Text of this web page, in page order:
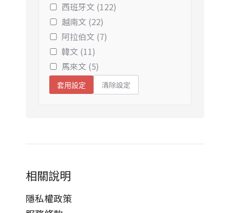
西班牙文 (122)
越南文 (22)
阿拉伯文 (7)
韓文 (11)
馬來文 (5)
套用設定 清除設定
相關說明
隱私權政策